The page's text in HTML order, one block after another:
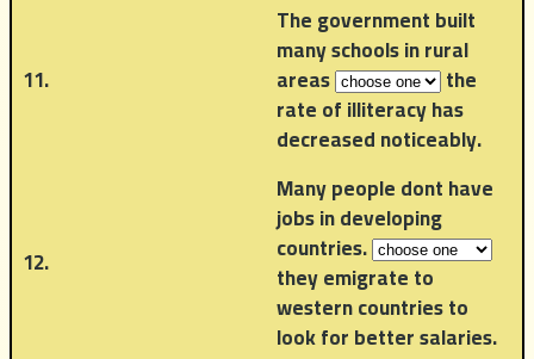
11.
The government built
many schools in rural
areas the
rate of illiteracy has
decreased noticeably.
12.
Many people dont have
jobs in developing
countries.
they emigrate to
western countries to
look for better salaries.